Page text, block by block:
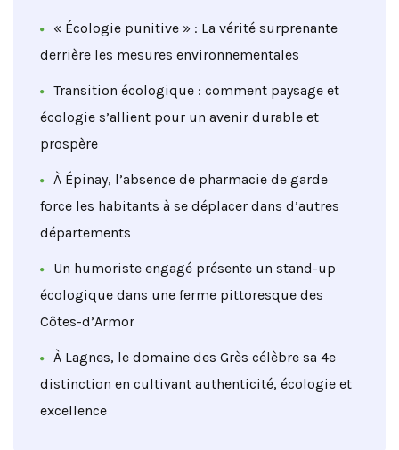
« Écologie punitive » : La vérité surprenante
derrière les mesures environnementales
Transition écologique : comment paysage et
écologie s’allient pour un avenir durable et
prospère
À Épinay, l’absence de pharmacie de garde
force les habitants à se déplacer dans d’autres
départements
Un humoriste engagé présente un stand-up
écologique dans une ferme pittoresque des
Côtes-d’Armor
À Lagnes, le domaine des Grès célèbre sa 4e
distinction en cultivant authenticité, écologie et
excellence